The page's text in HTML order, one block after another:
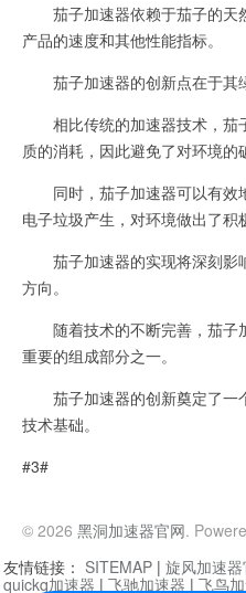
茄子加速器依赖于茄子的天
产品的速度和其他性能指标。
茄子加速器的创新点在于其
相比传统的加速器技术，茄
质的消耗，因此避免了对环境的
同时，茄子加速器可以有效
电子垃圾产生，对环境做出了积
茄子加速器的实现将深刻影
方向。
随着技术的不断完善，茄子
重要的组成部分之一。
茄子加速器的创新奠定了一
技术基础。
#3#
© 2026 黑洞加速器官网.
友情链接： SITEMAP | 旋风加速器
quickq加速器 | 飞驰加速器 | 飞鸟